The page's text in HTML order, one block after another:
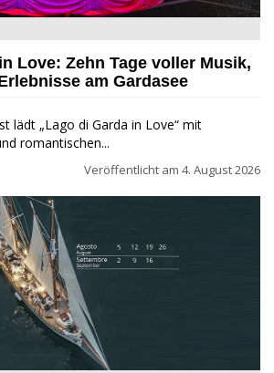
Love: Zehn Tage voller Musik,
am Gardasee
lädt „Lago di Garda in Love“ mit
romantischen...
Veröffentlicht am 4. August 2026